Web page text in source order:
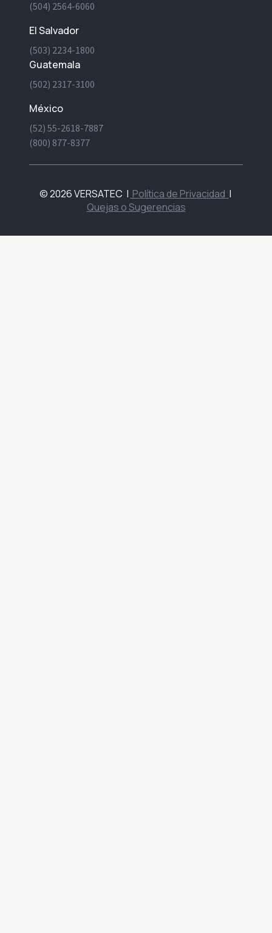
(504) 2564-6060
El Salvador
(503) 2234-1800
Guatemala
(502) 2317-3100
México
(52) 55-2618-7887
(800) 877-8377
© 2026 VERSATEC | Política de Privacidad |
Quejas o Sugerencias